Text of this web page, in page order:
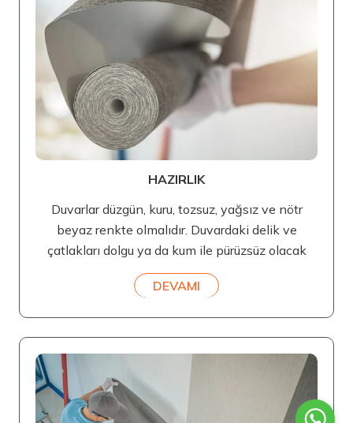
HAZIRLIK
Duvarlar düzgün, kuru, tozsuz, yağsız ve nötr
beyaz renkte olmalıdır. Duvardaki delik ve
çatlakları dolgu ya da kum ile pürüzsüz olacak
DEVAMI